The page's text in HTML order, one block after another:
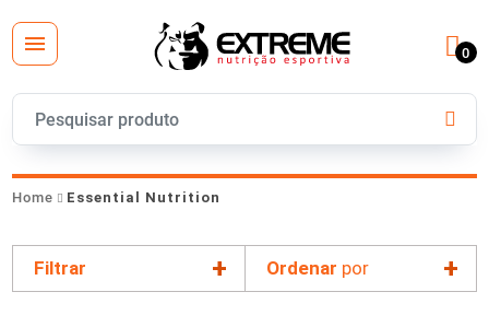
0
Home Essential Nutrition
Filtrar Ordenar por